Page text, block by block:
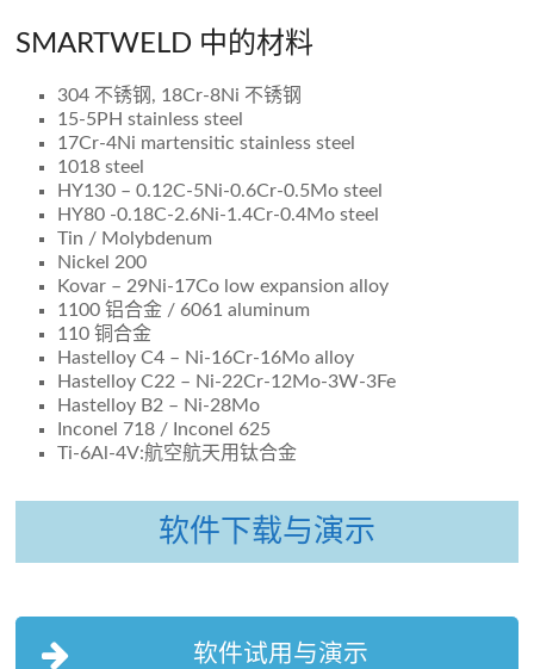
SMARTWELD 中的材料
304 不锈钢, 18Cr-8Ni 不锈钢
15-5PH stainless steel
17Cr-4Ni martensitic stainless steel
1018 steel
HY130 – 0.12C-5Ni-0.6Cr-0.5Mo steel
HY80 -0.18C-2.6Ni-1.4Cr-0.4Mo steel
Tin / Molybdenum
Nickel 200
Kovar – 29Ni-17Co low expansion alloy
1100 铝合金 / 6061 aluminum
110 铜合金
Hastelloy C4 – Ni-16Cr-16Mo alloy
Hastelloy C22 – Ni-22Cr-12Mo-3W-3Fe
Hastelloy B2 – Ni-28Mo
Inconel 718 / Inconel 625
Ti-6Al-4V:航空航天用钛合金
软件下载与演示
软件试用与演示